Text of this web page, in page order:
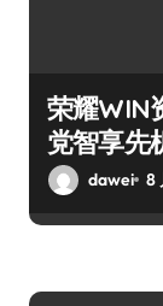
荣耀WIN
党智享先
dawei 8